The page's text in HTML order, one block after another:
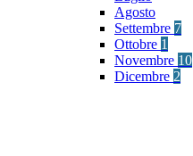
Agosto
Settembre 7
Ottobre 1
Novembre 10
Dicembre 2